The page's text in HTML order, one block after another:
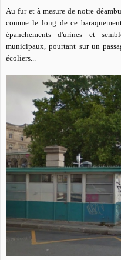
Au fur et à mesure de notre
comme le long de ce
épanchements d'urines et
municipaux, pourtant sur un
écoliers...